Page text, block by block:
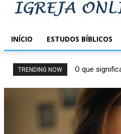
INÍCIO ESTUDOS BÍBLICOS
TRENDING NOW O que